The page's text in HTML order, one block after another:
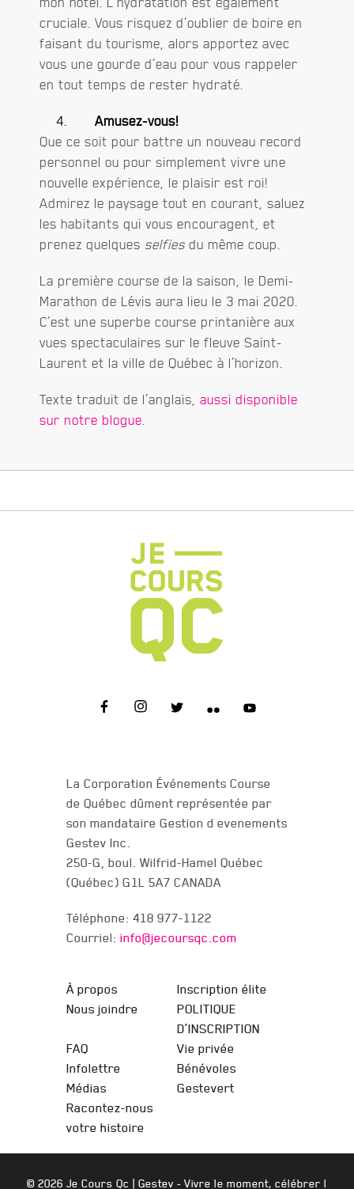
cruciale. Vous risquez d’oublier de boire en
faisant du tourisme, alors apportez avec
vous une gourde d’eau pour vous rappeler
en tout temps de rester hydraté.
Amusez-vous!
Que ce soit pour battre un nouveau record
personnel ou pour simplement vivre une
nouvelle expérience, le plaisir est roi!
Admirez le paysage tout en courant, saluez
les habitants qui vous encouragent, et
prenez quelques selfies du même coup.
La première course de la saison, le Demi-
Marathon de Lévis aura lieu le 3 mai 2020.
C’est une superbe course printanière aux
vues spectaculaires sur le fleuve Saint-
Laurent et la ville de Québec à l’horizon.
Texte traduit de l’anglais, aussi disponible
sur notre blogue.
La Corporation Événements Course
de Québec dûment représentée par
son mandataire Gestion d evenements
Gestev Inc.
250-G, boul. Wilfrid-Hamel Québec
(Québec) G1L 5A7 CANADA
Téléphone: 418 977-1122
Courriel: info@jecoursqc.com
À propos
Inscription élite
Nous joindre
POLITIQUE
D’INSCRIPTION
FAQ
Vie privée
Infolettre
Bénévoles
Médias
Gestevert
Racontez-nous
votre histoire
© 2026 Je Cours Qc | Gestev - Vivre le moment, célébrer l